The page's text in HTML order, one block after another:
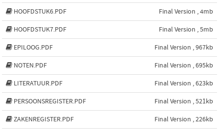
HOOFDSTUK6.PDF Final Version , 4mb
HOOFDSTUK7.PDF Final Version , 5mb
EPILOOG.PDF Final Version , 967kb
NOTEN.PDF Final Version , 695kb
LITERATUUR.PDF Final Version , 623kb
PERSOONSREGISTER.PDF Final Version , 521kb
ZAKENREGISTER.PDF Final Version , 226kb